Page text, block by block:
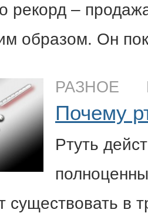
рекорд –
образом. Он
РАЗНОЕ
Почему
Ртуть
в